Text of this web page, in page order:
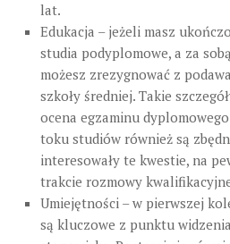
lat.
Edukacja – jeżeli masz
studia podyplomowe, a za
możesz zrezygnować z
szkoły średniej. Takie
ocena egzaminu
toku studiów również są
interesowały te kwestie, na
trakcie rozmowy
Umiejętności – w pierwszej
są kluczowe z punktu